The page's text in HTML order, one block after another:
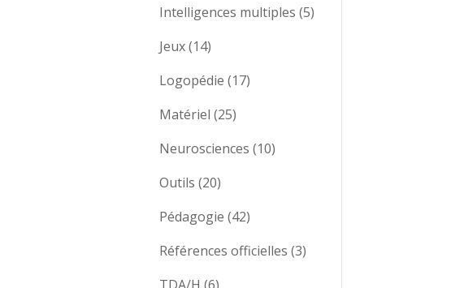
Intelligences multiples (5)
Jeux(14)
Logopédie (17)
Matériel (25)
Neurosciences (10)
Outils (20)
Pédagogie (42)
Références officielles (3)